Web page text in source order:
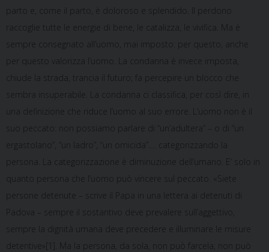
parto e, come il parto, è doloroso e splendido. Il perdono
raccoglie tutte le energie di bene, le catalizza, le vivifica. Ma è
sempre consegnato all’uomo, mai imposto: per questo, anche
per questo valorizza l’uomo. La condanna è invece imposta,
chiude la strada, trancia il futuro; fa percepire un blocco che
sembra insuperabile. La condanna ci classifica, per così dire, in
una definizione che riduce l’uomo al suo errore. L’uomo non è il
suo peccato: non possiamo parlare di “un’adultera” – o di “un
ergastolano”, “un ladro”, “un omicida”…. categorizzando la
persona. La categorizzazione è diminuzione dell’umano. E’ solo in
quanto persona che l’uomo può vincere sul peccato. «Siete
persone detenute – scrive il Papa in una lettera ai detenuti di
Padova – sempre il sostantivo deve prevalere sull’aggettivo,
sempre la dignità umana deve precedere e illuminare le misure
detentive»[1]. Ma la persona, da sola, non può farcela; non può